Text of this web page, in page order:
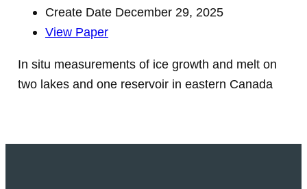
Create Date December 29, 2025
View Paper
In situ measurements of ice growth and melt on
two lakes and one reservoir in eastern Canada